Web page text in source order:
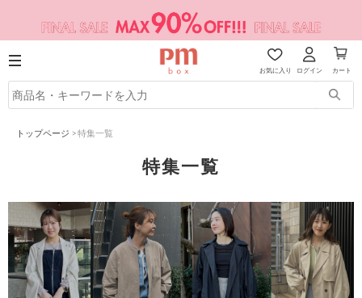
お気に入り ログイン カート
トップページ >特集一覧
特集一覧